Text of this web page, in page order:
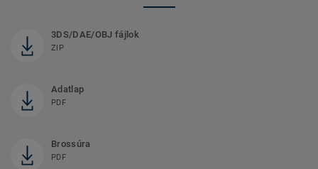
3DS/DAE/OBJ fájlok
ZIP
Adatlap
PDF
Brossúra
PDF